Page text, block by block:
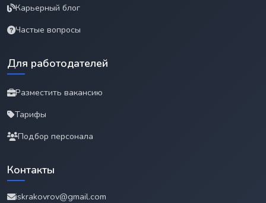
Карьерный блог
Частые вопросы
Для работодателей
Разместить вакансию
Тарифы
Подбор персонала
Контакты
iskrakovrov@gmail.com